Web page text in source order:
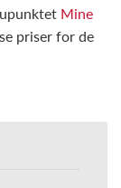
Mine
priser for de